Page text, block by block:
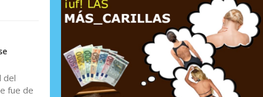
del
fue de